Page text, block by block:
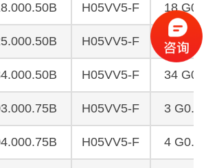
H05VV5-F 18
H05VV5-F 25
H05VV5-F 34
H05VV5-F 3
H05VV5-F 4